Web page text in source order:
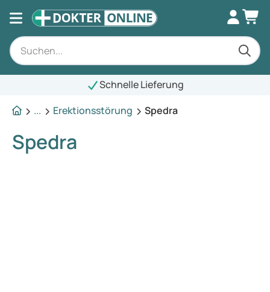
Schnelle Lieferung
...
Erektionsstörung Spedra
Spedra